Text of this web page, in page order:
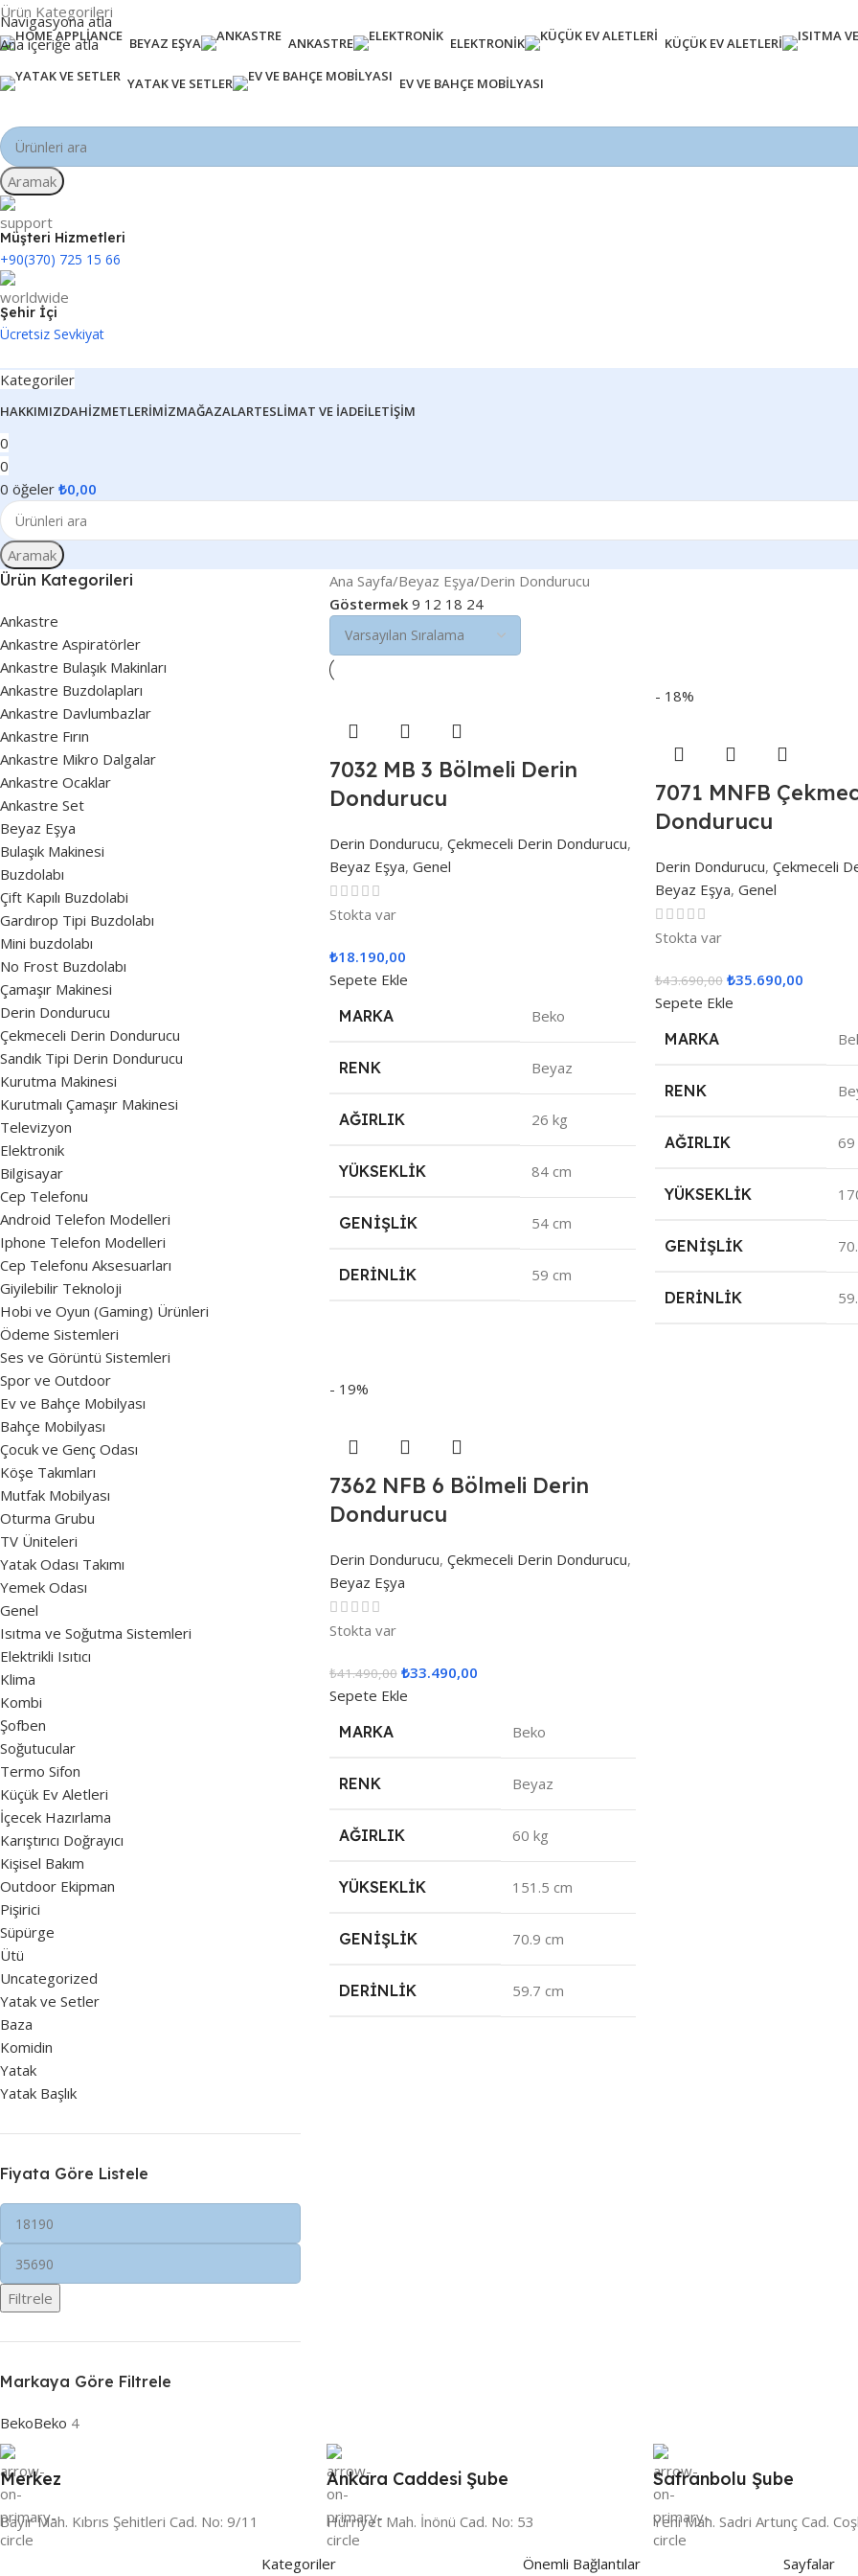
Navigasyona atla
Ana içeriğe atla
Ürün Kategorileri
BEYAZ EŞYA ANKASTRE ELEKTRONIK KÜÇÜK EV ALETLERI
YATAK VE SETLER EV VE BAHÇE MOBILYASI
Aramak
Müşteri Hizmetleri
+90(370) 725 15 66
Şehir İçi
Ücretsiz Sevkiyat
Kategoriler
HAKKIMIZDAHIZMETLERIMIZMAĞAZALARTESLIMAT VE İADEİLETIŞIM
0
0
0 öğeler ₺0,00
Aramak
Ürün Kategorileri
Ankastre
Ankastre Aspiratörler
Ankastre Bulaşık Makinları
Ankastre Buzdolapları
Ankastre Davlumbazlar
Ankastre Fırın
Ankastre Mikro Dalgalar
Ankastre Ocaklar
Ankastre Set
Beyaz Eşya
Bulaşık Makinesi
Buzdolabı
Çift Kapılı Buzdolabi
Gardırop Tipi Buzdolabı
Mini buzdolabı
No Frost Buzdolabı
Çamaşır Makinesi
Derin Dondurucu
Çekmeceli Derin Dondurucu
Sandık Tipi Derin Dondurucu
Kurutma Makinesi
Kurutmalı Çamaşır Makinesi
Televizyon
Elektronik
Bilgisayar
Cep Telefonu
Android Telefon Modelleri
Iphone Telefon Modelleri
Cep Telefonu Aksesuarları
Giyilebilir Teknoloji
Hobi ve Oyun (Gaming) Ürünleri
Ödeme Sistemleri
Ses ve Görüntü Sistemleri
Spor ve Outdoor
Ev ve Bahçe Mobilyası
Bahçe Mobilyası
Çocuk ve Genç Odası
Köşe Takımları
Mutfak Mobilyası
Oturma Grubu
TV Üniteleri
Yatak Odası Takımı
Yemek Odası
Genel
Isıtma ve Soğutma Sistemleri
Elektrikli Isıtıcı
Klima
Kombi
Şofben
Soğutucular
Termo Sifon
Küçük Ev Aletleri
İçecek Hazırlama
Karıştırıcı Doğrayıcı
Kişisel Bakım
Outdoor Ekipman
Pişirici
Süpürge
Ütü
Uncategorized
Yatak ve Setler
Baza
Komidin
Yatak
Yatak Başlık
Fiyata Göre Listele
Filtrele
Markaya Göre Filtrele
BekoBeko 4
Ana Sayfa Beyaz Eşya Derin Dondurucu
Göstermek 9 12 18 24
7032 MB 3 Bölmeli Derin
Dondurucu
Derin Dondurucu, Çekmeceli Derin Dondurucu,
Beyaz Eşya, Genel
Stokta var
₺18.190,00
Sepete Ekle
MARKA
Beko
RENK Beyaz
AĞIRLIK 26 kg
YÜKSEKLIK 84 cm
GENIŞLIK 54 cm
DERINLIK 59 cm
- 18%
7071 MNFB
Dondurucu
Derin Dondurucu, Çekmeceli
Beyaz Eşya, Genel
Stokta var
₺43.690,00 ₺35.690,00
Sepete Ekle
MARKA
RENK
AĞIRLIK 69
YÜKSEKLIK
GENIŞLIK
DERINLIK
- 19%
7362 NFB 6 Bölmeli Derin
Dondurucu
Derin Dondurucu, Çekmeceli Derin Dondurucu,
Beyaz Eşya
Stokta var
₺41.490,00 ₺33.490,00
Sepete Ekle
MARKA
Beko
RENK Beyaz
AĞIRLIK 60 kg
YÜKSEKLIK 151.5 cm
GENIŞLIK 70.9 cm
DERINLIK 59.7 cm
Merkez
Bayır Mah. Kıbrıs Şehitleri Cad. No: 9/11
Ankara Caddesi Şube
Hürriyet Mah. İnönü Cad. No: 53
Safranbolu Şube
Yeni Mah. Sadri Artunç Cad.
Kategoriler Önemli Bağlantılar Sayfalar